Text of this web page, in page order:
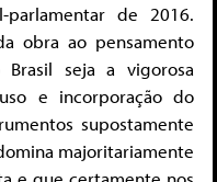
de 2016.
obra ao pensamento
seja a vigorosa
e incorporação do
supostamente
majoritariamente